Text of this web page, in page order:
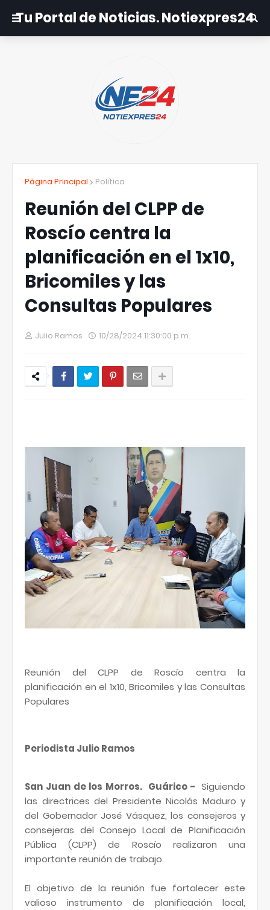
Tu Portal de Noticias. Notiexpres24
Página Principal Política
Reunión del CLPP de
Roscío centra la
planificación en el 1x10,
Bricomiles y las
Consultas Populares
Julio Ramos 10/28/2024 11:30:00 p.m.
Reunión del CLPP de Roscío centra la
planificación en el 1x10, Bricomiles y las Consultas
Populares
Periodista Julio Ramos
San Juan de los Morros. Guárico - Siguiendo
las directrices del Presidente Nicolás Maduro y
del Gobernador José Vásquez, los consejeros y
consejeras del Consejo Local de Planificación
Pública (CLPP) de Roscío realizaron una
importante reunión de trabajo.
El objetivo de la reunión fue fortalecer este
valioso instrumento de planificación local,